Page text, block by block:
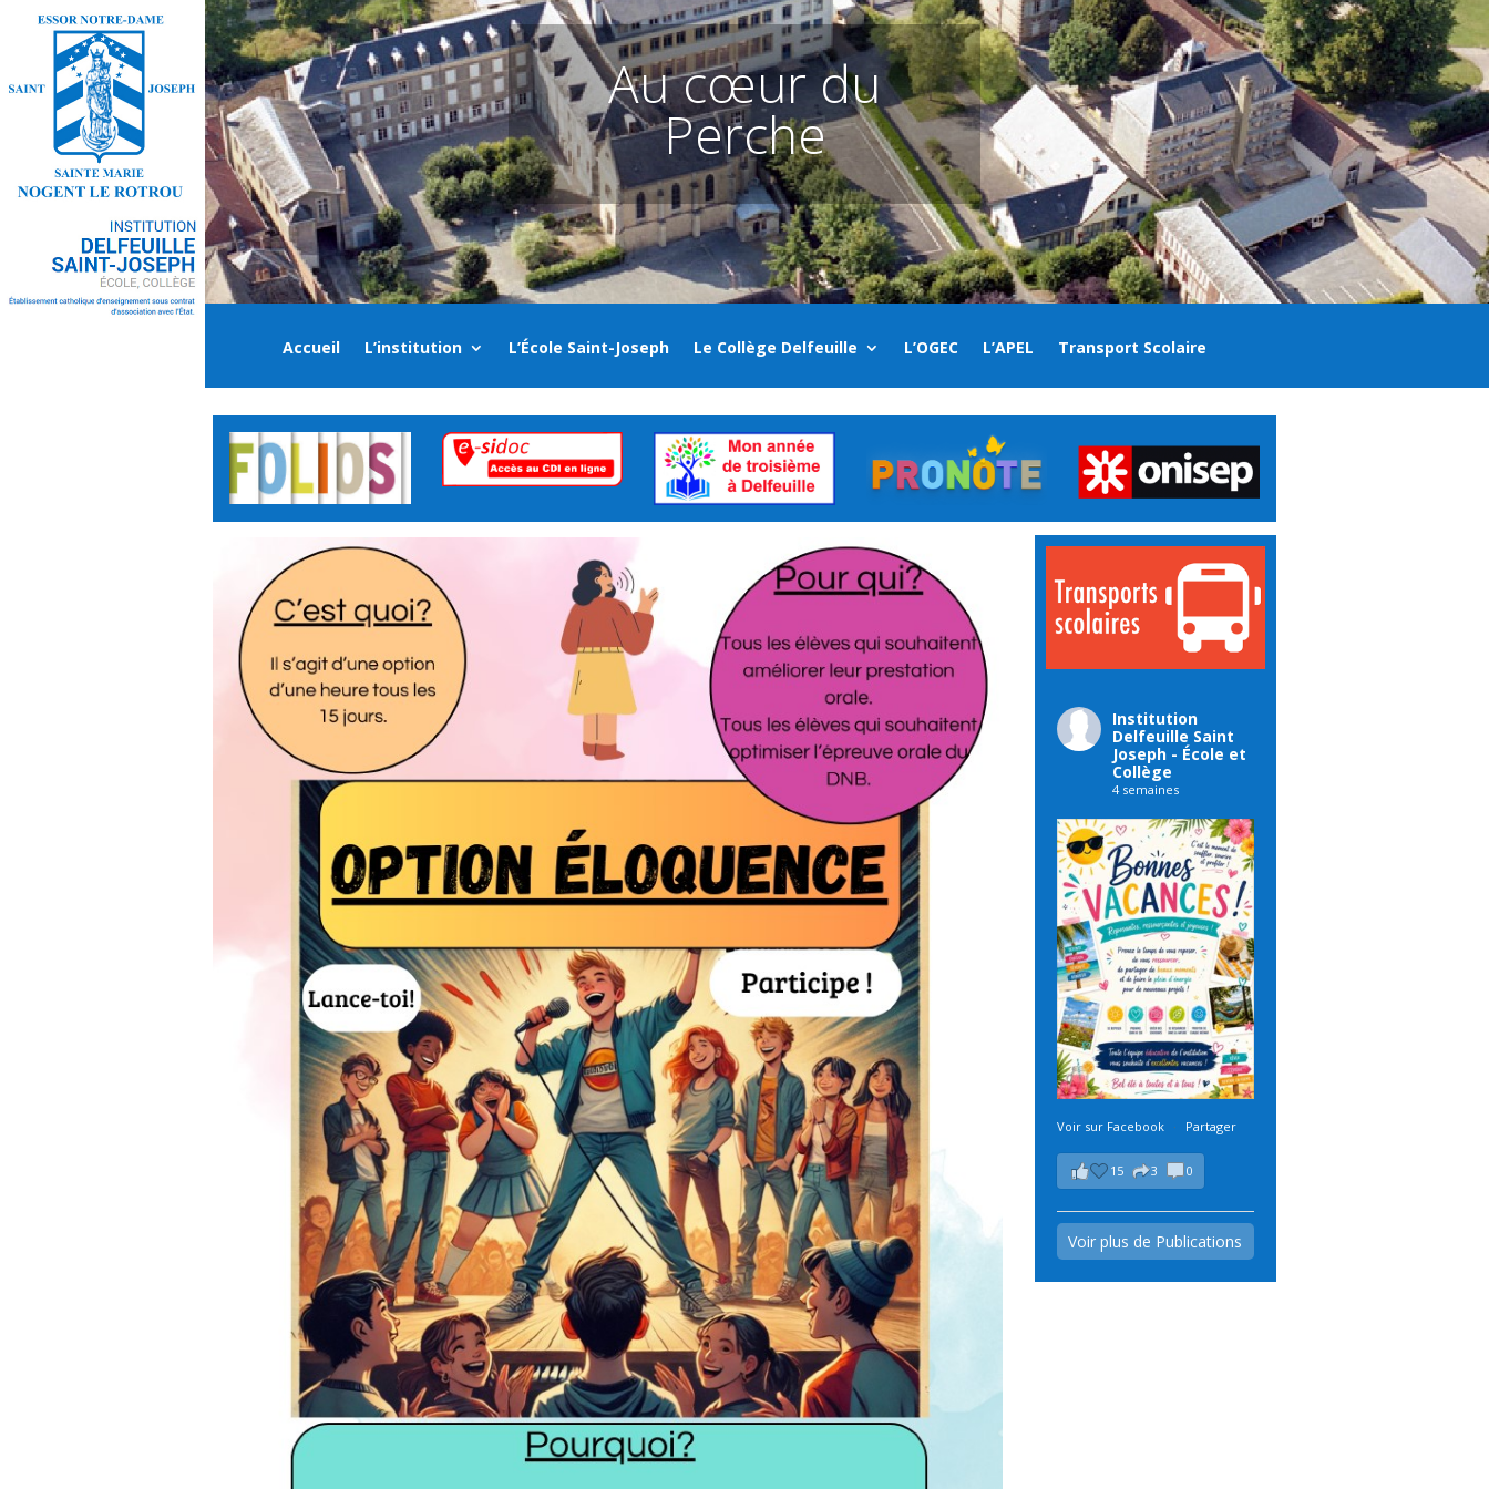
Au cœur du
Perche
Accueil L’institution L’École Saint-Joseph Le Collège Delfeuille L’OGEC L’APEL Transport Scolaire
Institution
Delfeuille Saint
Joseph - École et
Collège
4 semaines
Voir sur Facebook · Partager
15 3 0
Voir plus de Publications